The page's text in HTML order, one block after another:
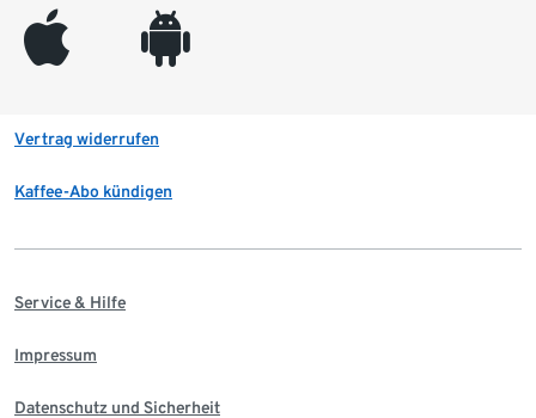
appleinc android
Vertrag widerrufen
Kaffee-Abo kündigen
Service & Hilfe
Impressum
Datenschutz und Sicherheit